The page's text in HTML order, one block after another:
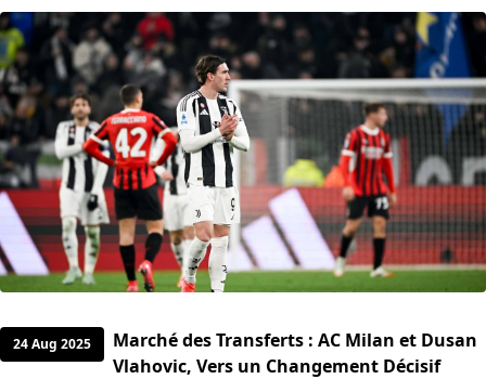
24 Aug 2025
Marché des Transferts : AC Milan et Dusan
Vlahovic, Vers un Changement Décisif